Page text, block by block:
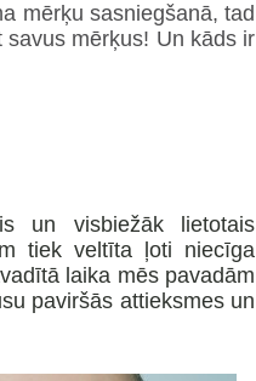
mērķu sasniegšanā, tad
mērķus! Un kāds ir
un visbiežāk lietotais
tiek veltīta ļoti niecīga
laika mēs pavadām
paviršās attieksmes un